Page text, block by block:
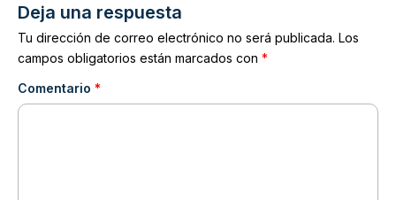
Deja una respuesta
Tu dirección de correo electrónico no será publicada. Los
campos obligatorios están marcados con *
Comentario *